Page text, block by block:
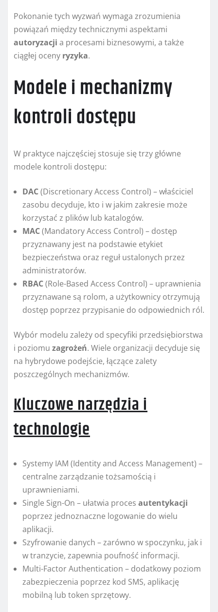
Pokonanie tych wyzwań wymaga zrozumienia
powiązań między technicznymi aspektami
autoryzacji a procesami biznesowymi, a także
ciągłej oceny ryzyka.
Modele i mechanizmy
kontroli dostępu
W praktyce najczęściej stosuje się trzy główne
modele kontroli dostępu:
DAC(Discretionary Access Control) – właściciel
zasobu decyduje, kto i w jakim zakresie może
korzystać z plików lub katalogów.
MAC(Mandatory Access Control) – dostęp
przyznawany jest na podstawie etykiet
bezpieczeństwa oraz reguł ustalonych przez
administratorów.
RBAC(Role-Based Access Control) – uprawnienia
przyznawane są rolom, a użytkownicy otrzymują
dostęp poprzez przypisanie do odpowiednich ról.
Wybór modelu zależy od specyfiki przedsiębiorstwa
i poziomu zagrożeń. Wiele organizacji decyduje się
na hybrydowe podejście, łączące zalety
poszczególnych mechanizmów.
Kluczowe narzędzia i
technologie
Systemy IAM (Identity and Access Management) –
centralne zarządzanie tożsamością i
uprawnieniami.
Single Sign-On – ułatwia proces autentykacji
poprzez jednoznaczne logowanie do wielu
aplikacji.
Szyfrowanie danych – zarówno w spoczynku, jak i
w tranzycie, zapewnia poufność informacji.
Multi-Factor Authentication – dodatkowy poziom
zabezpieczenia poprzez kod SMS, aplikację
mobilną lub token sprzętowy.